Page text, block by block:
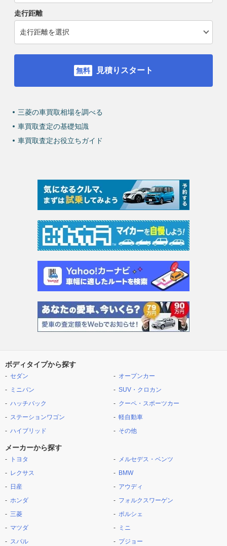
走行距離
見積りスタート
三菱の車買取相場を調べる
車買取査定の基礎知識
車買取査定お役立ちガイド
ボディタイプから探す
セダン
ミニバン
ハッチバック
ステーションワゴン
ハイブリッド
オープンカー
SUV・クロカン
クーペ・スポーツカー
軽自動車
その他
メーカーから探す
トヨタ
レクサス
日産
ホンダ
三菱
マツダ
スバル
メルセデス・ベンツ
BMW
アウディ
フォルクスワーゲン
ポルシェ
ミニ
プジョー